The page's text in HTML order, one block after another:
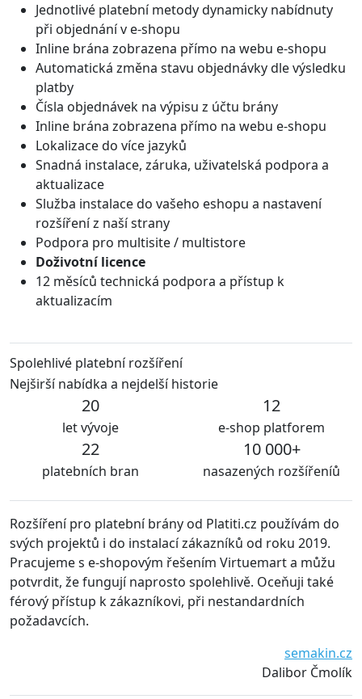
Jednotlivé platební metody dynamicky nabídnuty
při objednání v e-shopu
Inline brána zobrazena přímo na webu e-shopu
Automatická změna stavu objednávky dle výsledku
platby
Čísla objednávek na výpisu z účtu brány
Inline brána zobrazena přímo na webu e-shopu
Lokalizace do více jazyků
Snadná instalace, záruka, uživatelská podpora a
aktualizace
Služba instalace do vašeho eshopu a nastavení
rozšíření z naší strany
Podpora pro multisite / multistore
Doživotní licence
12 měsíců technická podpora a přístup k
aktualizacím
Spolehlivé platební rozšíření
Nejširší nabídka a nejdelší historie
20
let vývoje
12
e-shop platforem
22
platebních bran
10 000+
nasazených rozšířeníů
platební brány od Platiti.cz používám do
i do instalací zákazníků od roku 2019.
e-shopovým řešením Virtuemart a můžu
naprosto spolehlivě. Oceňuji také
k zákazníkovi, při nestandardních
Dalibor Čmolík
S rozšíření od
jsou
technických
všem jen